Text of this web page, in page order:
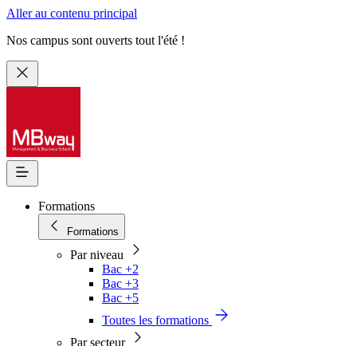
Aller au contenu principal
Nos campus sont ouverts tout l'été !
Formations
Formations
Par niveau
Bac +2
Bac +3
Bac +5
Toutes les formations
Par secteur